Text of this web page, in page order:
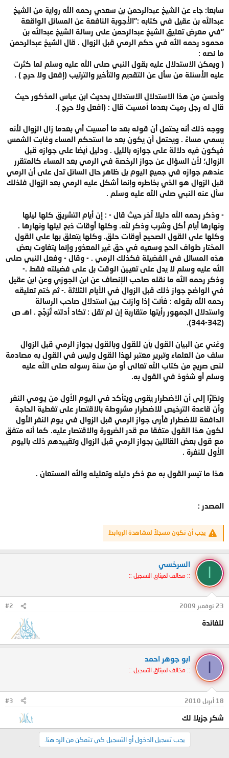
سابعا: جاء عن الشيخ عبدالرحمن بن سعدي رحمه الله رواية من الشيخ
عبدالله بن عقيل في كتابه :"الأجوبة النافعة عن المسائل الواقعة
"في معرض تعليق الشيخ عبدالرحمن على رسالة الشيخ عبدالله بن
محمود رحمه الله في حكم الرمي قبل الزوال . قال الشيخ عبدالرحمن
ما نصه :
( ويمكن الاستدلال عليه بقول النبي صلى الله عليه وسلم لما كثرت
عليه الأسئلة من سأل عن التقديم والتأخير والترتيب (إفعل ولا حرج ) .
وأحسن من هذا الاستدلال الاستدلال بحديث ابن عباس المذكور حيث
قال له رجل رميت بعدما أمسيت قال : (افعل ولا حرج ).
ووجه ذلك أنه يحتمل أن قوله بعد ما أمسيت أي بعدما زال الزوال لأنه
يسمى مساءً . ويحتمل أن يكون بعد ما استحكم المساء وغابت الشمس
فيكون فيه دلالة على جوازه بالليل . ودليل أيضا على جوازه قبل
الزوال؛ لأن السؤال عن جواز الرخصة في الرمي بعد المساء كالمتقرر
عندهم جوازه في جميع اليوم بل ظاهر حال السائل تدل على أن الرمي
قبل الزوال هو الذي بخاطره وإنما أشكل عليه الرمي بعد الزوال فلذلك
سأل عنه النبي صلى الله عليه وسلم .
- وذكر رحمه الله دليلا آخر حيث قال - : إن أيام التشريق كلها ليلها
ونهارها أيام أكل وشرب وذكر لله. وكلها أوقات ذبح ليلها ونهارها .
وكلها على القول الصحيح أوقات حلق. وكلها يتعلق بها على القول
المختار طواف الحج وسعيه في حق غير المعذور وإنما يتفاوت بعض
هذه المسائل في الفضيلة فكذلك الرمي . - وقال - وفعل النبي صلى
الله عليه وسلم لا يدل على تعيين الوقت بل على فضيلته فقط .-
وذكر رحمه الله ما نقله صاحب الإنصاف عن ابن الجوزي وعن ابن عقيل
في الواضح جواز ذلك قبل الزوال في الأيام الثلاثة .- ثم ختم تعليقه
رحمه الله بقوله : فأنت إذا وازنت بين استدلال صاحب الرسالة
واستدلال الجمهور رأيتها متقاربة إن لم تقل : تكاد أدلته تُرَجِّح . اهـ ص
(342-344).
وغني عن البيان القول بأن للقول وبالقول بجواز الرمي قبل الزوال
سلف من العلماء وتبرير معتبر لهذا القول وليس في القول به مصادمة
لنص صريح من كتاب الله تعالى أو من سنة رسوله صلى الله عليه
وسلم أو شذوذ في القول به.
ونظرًَا إلى أن الاضطرار يقوى ويتأكد في اليوم الأول من يومي النفر
وأن قاعدة الترخيص للاضطرار مشروطة بالاقتصار على تغطية الحاجة
الدافعة للاضطرار فأرى جواز الرمي قبل الزوال في يوم النفر الأول
لكون هذا القول متفقا مع قدر الضرورة والاقتصار عليه. كما أنه متفق
مع قول بعض القائلين بجواز الرمي قبل الزوال وتقييدهم ذلك باليوم
الأول للنفرة .
هذا ما تيسر القول به مع ذكر دليله وتعليله والله المستعان .
المصدر :
يجب أن تكون مسجلاً لمشاهدة الروابط
السرخسي
:: مخالف لميثاق التسجيل ::
23 نوفمبر 2009 #2
للفائدة
ابو جوهر احمد
:: مخالف لميثاق التسجيل ::
18 أبريل 2010 #3
شكر جزيلا لك
يجب تسجيل الدخول أو التسجيل كي تتمكن من الرد هنا.